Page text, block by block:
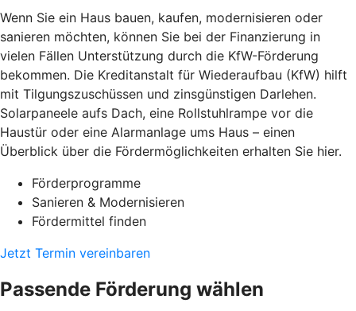
Wenn Sie ein Haus bauen, kaufen, modernisieren oder
sanieren möchten, können Sie bei der Finanzierung in
vielen Fällen Unterstützung durch die KfW-Förderung
bekommen. Die Kreditanstalt für Wiederaufbau (KfW) hilft
mit Tilgungszuschüssen und zinsgünstigen Darlehen.
Solarpaneele aufs Dach, eine Rollstuhlrampe vor die
Haustür oder eine Alarmanlage ums Haus – einen
Überblick über die Fördermöglichkeiten erhalten Sie hier.
Förderprogramme
Sanieren & Modernisieren
Fördermittel finden
Jetzt Termin vereinbaren
Passende Förderung wählen